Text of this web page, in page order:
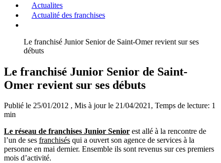
Actualites
Actualité des franchises
Le franchisé Junior Senior de Saint-Omer revient sur ses
débuts
Le franchisé Junior Senior de Saint-
Omer revient sur ses débuts
Publié le 25/01/2012 , Mis à jour le 21/04/2021, Temps de lecture: 1
min
Le réseau de franchises Junior Senior est allé à la rencontre de
l’un de ses franchisés qui a ouvert son agence de services à la
personne en mai dernier. Ensemble ils sont revenus sur ces premiers
mois d’activité.